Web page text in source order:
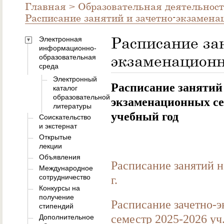
Главная > Образовательная
Расписание занятий и зачетно-
Электронная
информационно-
образовательная
среда
Электронный
каталог
образовательной
литературы
Соискательство
и экстернат
Открытые
лекции
Объявления
Международное
сотрудничество
Конкурсы на
получение
стипендий
Дополнительное
Расписание
Расписание
экзаменационных
учебный год
Расписание занятий
г.
Расписание зачетно-
семестр 2025-2026